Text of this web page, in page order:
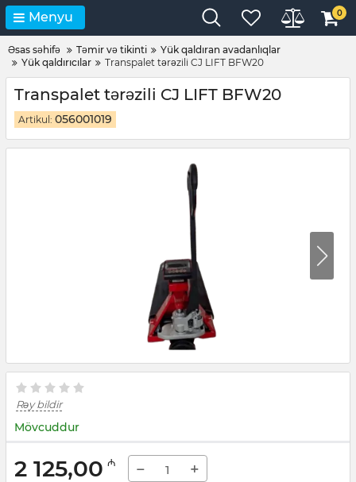
Menyu 0
Əsas səhifə Təmir və tikinti
Yük qaldıran avadanlıqlar
Yük qaldırıcılar
Transpalet tərəzili CJ LIFT BFW20
Transpalet tərəzili CJ LIFT BFW20
Artikul: 056001019
Rəy bildir
Mövcuddur
2 125,00 ₼ − +